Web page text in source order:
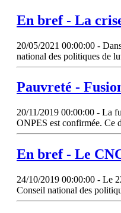
En bref - La
20/05/2021 00:00:00 -
national des politiques de
Pauvreté -
20/11/2019 00:00:00 - La
ONPES est confirmée. Ce
En bref - Le
24/10/2019 00:00:00 - Le
Conseil national des